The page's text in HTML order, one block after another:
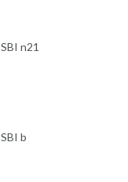
SBI n21
SBI b